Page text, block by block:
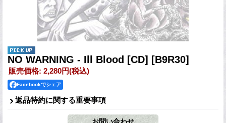
NO WARNING - Ill Blood [CD] [B9R30]
販売価格: 2,280円(税込)
Facebookでシェア
返品特約に関する重要事項